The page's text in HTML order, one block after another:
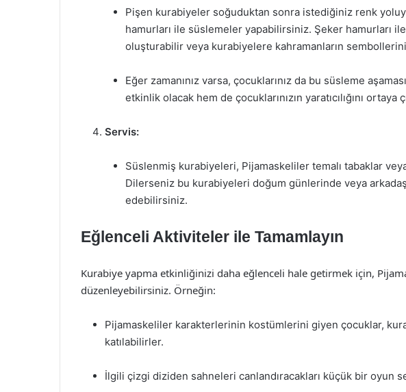
Pişen kurabiyeler soğuduktan sonra istediğiniz renk
hamurları ile süslemeler yapabilirsiniz. Şeker hamurları
oluşturabilir veya kurabiyelere kahramanların
Eğer zamanınız varsa, çocuklarınız da bu süsleme
etkinlik olacak hem de çocuklarınızın yaratıcılığını ortaya
Servis:
Süslenmiş kurabiyeleri, Pijamaskeliler temalı tabaklar
Dilerseniz bu kurabiyeleri doğum günlerinde veya
edebilirsiniz.
Eğlenceli Aktiviteler ile Tamamlayın
Kurabiye yapma etkinliğinizi daha eğlenceli hale getirmek için,
düzenleyebilirsiniz. Örneğin:
Pijamaskeliler karakterlerinin kostümlerini giyen çocuklar,
katılabilirler.
İlgili çizgi diziden sahneleri canlandıracakları küçük bir oyun